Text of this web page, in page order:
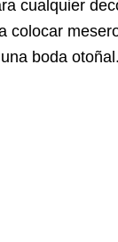
cualquier
colocar
boda